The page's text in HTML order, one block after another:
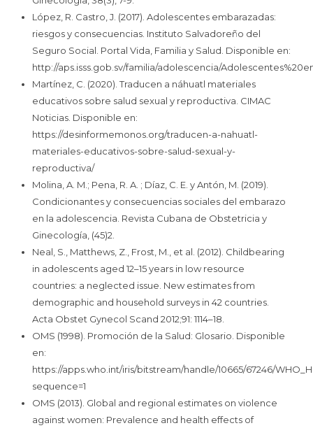
López, R. Castro, J. (2017). Adolescentes embarazadas:
riesgos y consecuencias. Instituto Salvadoreño del
Seguro Social. Portal Vida, Familia y Salud. Disponible en:
http://aps.isss.gob.sv/familia/adolescencia/
Martínez, C. (2020). Traducen a náhuatl materiales
educativos sobre salud sexual y reproductiva. CIMAC
Noticias. Disponible en:
https://desinformemonos.org/traducen-a-nahuatl-
materiales-educativos-sobre-salud-sexual-y-
reproductiva/
Molina, A. M.; Pena, R. A. ; Díaz, C. E. y Antón, M. (2019).
Condicionantes y consecuencias sociales del embarazo
en la adolescencia. Revista Cubana de Obstetricia y
Ginecología, (45)2.
Neal, S., Matthews, Z., Frost, M., et al. (2012). Childbearing
in adolescents aged 12–15 years in low resource
countries: a neglected issue. New estimates from
demographic and household surveys in 42 countries.
Acta Obstet Gynecol Scand 2012;91: 1114–18.
OMS (1998). Promoción de la Salud: Glosario. Disponible
en:
https://apps.who.int/iris/bitstream/handle/10665/67246/
sequence=1
OMS (2013). Global and regional estimates on violence
against women: Prevalence and health effects of